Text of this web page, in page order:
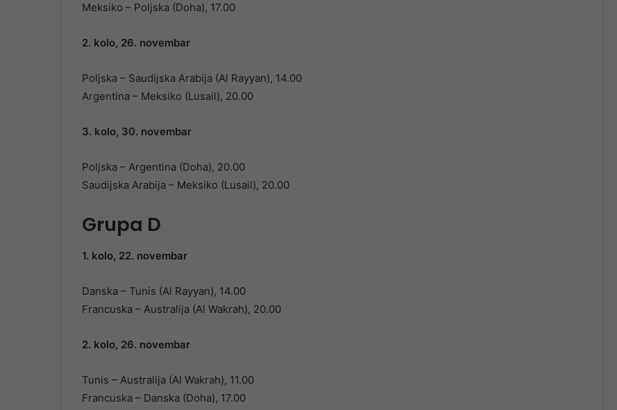
Meksiko – Poljska (Doha), 17.00
2. kolo, 26. novembar
Poljska – Saudijska Arabija (Al Rayyan), 14.00
Argentina – Meksiko (Lusail), 20.00
3. kolo, 30. novembar
Poljska – Argentina (Doha), 20.00
Saudijska Arabija – Meksiko (Lusail), 20.00
Grupa D
1. kolo, 22. novembar
Danska – Tunis (Al Rayyan), 14.00
Francuska – Australija (Al Wakrah), 20.00
2. kolo, 26. novembar
Tunis – Australija (Al Wakrah), 11.00
Francuska – Danska (Doha), 17.00